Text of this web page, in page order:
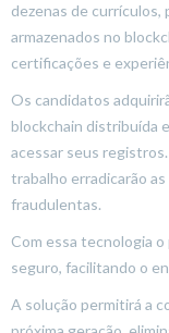
dezenas de currículos,
armazenados no
certificações e
Os candidatos
blockchain distribuída
acessar seus
trabalho erradicarão
fraudulentas.
Com essa tecnologia
seguro, facilitando o
A solução permitirá a